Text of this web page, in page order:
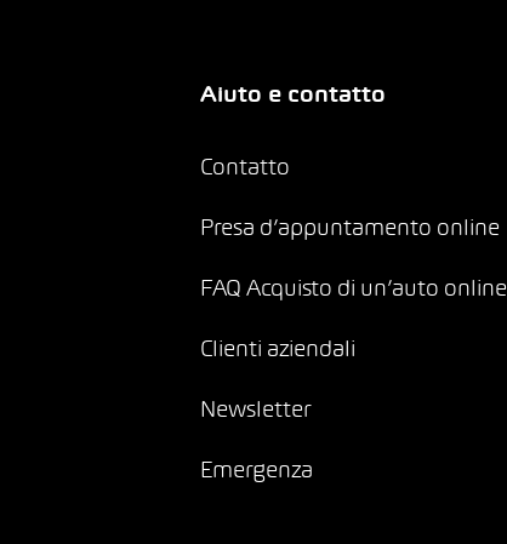
Aiuto e contatto
Contatto
Presa d’appuntamento online
FAQ Acquisto di un’auto online
Clienti aziendali
Newsletter
Emergenza